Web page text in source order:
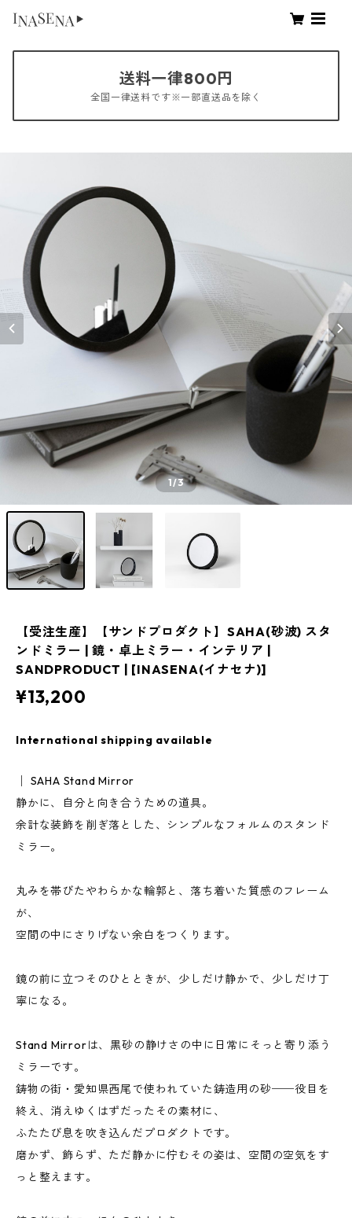
送料一律800円
全国一律送料です※一部直送品を除く
1/3
【受注生産】【サンドプロダクト】SAHA(砂波) スタ
ンドミラー | 鏡・卓上ミラー・インテリア |
SANDPRODUCT | [INASENA(イナセナ)]
¥13,200
International shipping available
│ SAHA Stand Mirror
静かに、自分と向き合うための道具。
余計な装飾を削ぎ落とした、シンプルなフォルムのスタンド
ミラー。
丸みを帯びたやわらかな輪郭と、落ち着いた質感のフレーム
が、
空間の中にさりげない余白をつくります。
鏡の前に立つそのひとときが、少しだけ静かで、少しだけ丁
寧になる。
Stand Mirrorは、黒砂の静けさの中に日常にそっと寄り添う
ミラーです。
鋳物の街・愛知県西尾で使われていた鋳造用の砂──役目を
終え、消えゆくはずだったその素材に、
ふたたび息を吹き込んだプロダクトです。
磨かず、飾らず、ただ静かに佇むその姿は、空間の空気をす
っと整えます。